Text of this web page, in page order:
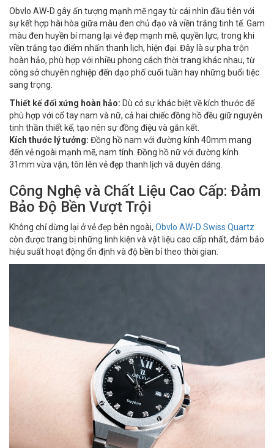
Obvlo AW-D gây ấn tượng mạnh mẽ ngay từ cái nhìn đầu tiên với
sự kết hợp hài hòa giữa màu đen chủ đạo và viền trắng tinh tế. Gam
màu đen huyền bí mang lại vẻ đẹp mạnh mẽ, quyền lực, trong khi
viền trắng tạo điểm nhấn thanh lịch, hiện đại. Đây là sự pha trộn
hoàn hảo, phù hợp với nhiều phong cách thời trang khác nhau, từ
công sở chuyên nghiệp đến dạo phố cuối tuần hay những buổi tiệc
sang trọng.
Thiết kế đối xứng hoàn hảo: Dù có sự khác biệt về kích thước để
phù hợp với cổ tay nam và nữ, cả hai chiếc đồng hồ đều giữ nguyên
tinh thần thiết kế, tạo nên sự đồng điệu và gắn kết.
Kích thước lý tưởng: Đồng hồ nam với đường kính 40mm mang
đến vẻ ngoài mạnh mẽ, nam tính. Đồng hồ nữ với đường kính
31mm vừa vặn, tôn lên vẻ đẹp thanh lịch và duyên dáng.
Công Nghệ và Chất Liệu Cao Cấp: Đảm
Bảo Độ Bền Vượt Trội
Không chỉ dừng lại ở vẻ đẹp bên ngoài, Obvlo AW-D Swiss Quartz
còn được trang bị những linh kiện và vật liệu cao cấp nhất, đảm bảo
hiệu suất hoạt động ổn định và độ bền bỉ theo thời gian.